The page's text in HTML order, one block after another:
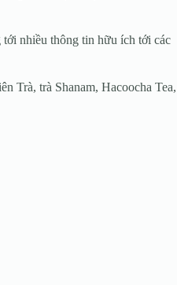
tới nhiều thông tin hữu ích tới các
Trà, trà Shanam, Hacoocha Tea,